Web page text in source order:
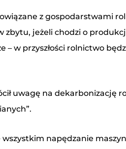
z gospodarstwami
jeżeli chodzi o
– w przyszłości rolnictwo
uwagę na dekarbonizację
napędzanie